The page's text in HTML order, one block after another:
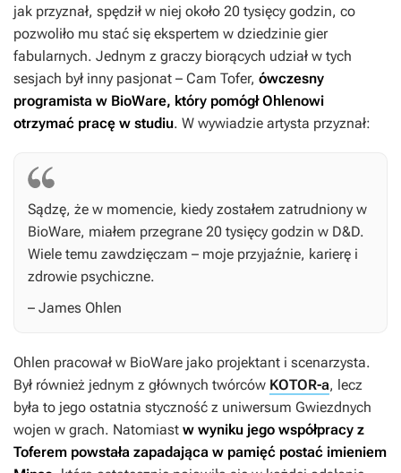
jak przyznał, spędził w niej około 20 tysięcy godzin, co
pozwoliło mu stać się ekspertem w dziedzinie gier
fabularnych. Jednym z graczy biorących udział w tych
sesjach był inny pasjonat – Cam Tofer, ówczesny
programista w BioWare, który pomógł Ohlenowi
otrzymać pracę w studiu. W wywiadzie artysta przyznał:
Sądzę, że w momencie, kiedy zostałem zatrudniony w
BioWare, miałem przegrane 20 tysięcy godzin w D&D.
Wiele temu zawdzięczam – moje przyjaźnie, karierę i
zdrowie psychiczne.
– James Ohlen
Ohlen pracował w BioWare jako projektant i scenarzysta.
Był również jednym z głównych twórców KOTOR-a, lecz
była to jego ostatnia styczność z uniwersum Gwiezdnych
wojen w grach. Natomiast w wyniku jego współpracy z
Toferem powstała zapadająca w pamięć postać imieniem